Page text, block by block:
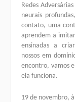
Redes
neurais
contato, uma
aprendem a
ensinadas a
nossos em
encontro, vamos
ela funciona.
19 de novembro,